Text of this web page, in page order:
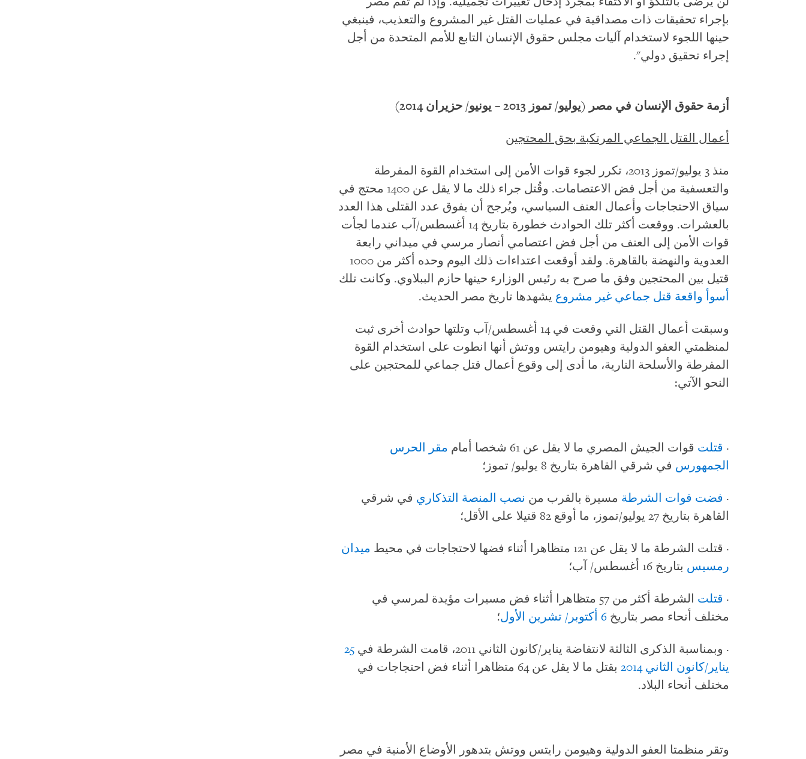
بإجراء تحقيقات ذات مصداقية في عمليات القتل غير المشروع والتعذيب، فينبغي
حينها اللجوء لاستخدام آليات مجلس حقوق الإنسان التابع للأمم المتحدة من أجل
إجراء تحقيق دولي".
أزمة حقوق الإنسان في مصر (يوليو/ تموز 2013 – يونيو/ حزيران 2014)
أعمال القتل الجماعي المرتكبة بحق المحتجين
منذ 3 يوليو/تموز 2013، تكرر لجوء قوات الأمن إلى استخدام القوة المفرطة
والتعسفية من أجل فض الاعتصامات. وقُتل جراء ذلك ما لا يقل عن 1400 محتج في
سياق الاحتجاجات وأعمال العنف السياسي، ويُرجح أن يفوق عدد القتلى هذا العدد
بالعشرات. ووقعت أكثر تلك الحوادث خطورة بتاريخ 14 أغسطس/آب عندما لجأت
قوات الأمن إلى العنف من أجل فض اعتصامي أنصار مرسي في ميداني رابعة
العدوية والنهضة بالقاهرة. ولقد أوقعت اعتداءات ذلك اليوم وحده أكثر من 1000
قتيل بين المحتجين وفق ما صرح به رئيس الوزارء حينها حازم الببلاوي. وكانت تلك
أسوأ واقعة قتل جماعي غير مشروع يشهدها تاريخ مصر الحديث.
وسبقت أعمال القتل التي وقعت في 14 أغسطس/آب وتلتها حوادث أخرى ثبت
لمنظمتي العفو الدولية وهيومن رايتس ووتش أنها انطوت على استخدام القوة
المفرطة والأسلحة النارية، ما أدى إلى وقوع أعمال قتل جماعي للمحتجين على
النحو الآتي:
· قتلت قوات الجيش المصري ما لا يقل عن 61 شخصا أمام
مقر الحرس
الجمهورس في شرقي القاهرة بتاريخ 8 يوليو/ تموز؛
· فضت قوات الشرطة مسيرة بالقرب من نصب المنصة التذكاري في شرقي
القاهرة بتاريخ 27 يوليو/تموز، ما أوقع 82 قتيلا على الأقل؛
· قتلت الشرطة ما لا يقل عن 121 متظاهرا أثناء فضها لاحتجاجات في محيط
ميدان
رمسيس بتاريخ 16 أغسطس/ آب؛
· قتلت
الشرطة أكثر من 57 متظاهرا أثناء فض مسيرات مؤيدة لمرسي في
مختلف أنحاء مصر بتاريخ 6 أكتوبر/ تشرين الأول ؛
· وبمناسبة الذكرى الثالثة لانتفاضة يناير/كانون الثاني 2011، قامت الشرطة في
25
يناير/كانون الثاني 2014
بقتل ما لا يقل عن 64 متظاهرا أثناء فض احتجاجات في
مختلف أنحاء البلاد.
وتقر منظمتا العفو الدولية وهيومن رايتس ووتش بتدهور الأوضاع الأمنية في مصر